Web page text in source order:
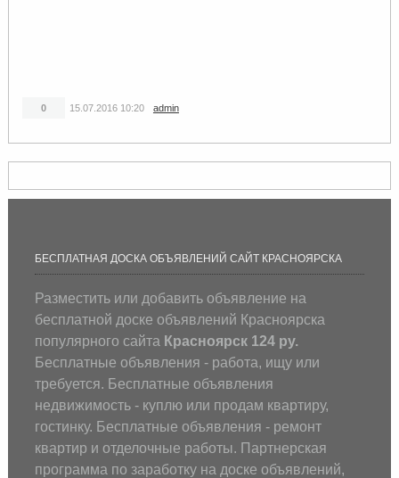
0 15.07.2016 10:20 admin
БЕСПЛАТНАЯ ДОСКА ОБЪЯВЛЕНИЙ САЙТ КРАСНОЯРСКА
Разместить или добавить объявление на
бесплатной доске объявлений Красноярска
популярного сайта Красноярск 124 ру.
Бесплатные объявления - работа, ищу или
требуется. Бесплатные объявления
недвижимость - куплю или продам квартиру,
гостинку. Бесплатные объявления - ремонт
квартир и отделочные работы. Партнерская
программа по заработку на доске объявлений,